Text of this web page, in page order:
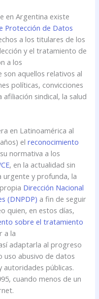
en Argentina existe
Protección de Datos
a los titulares de los
y el tratamiento de
a los
son aquellos relativos al
políticas, convicciones
sindical, la salud
en Latinoamérica al
elreconocimiento
normativa a los
, en la actualidad sin
urgente y profunda, la
Dirección Nacional
(DNPDP) a fin de seguir
quien, en estos días,
sobre el tratamiento
a la
adaptarla al progreso
abusivo de datos
públicas.
cuando menos de un